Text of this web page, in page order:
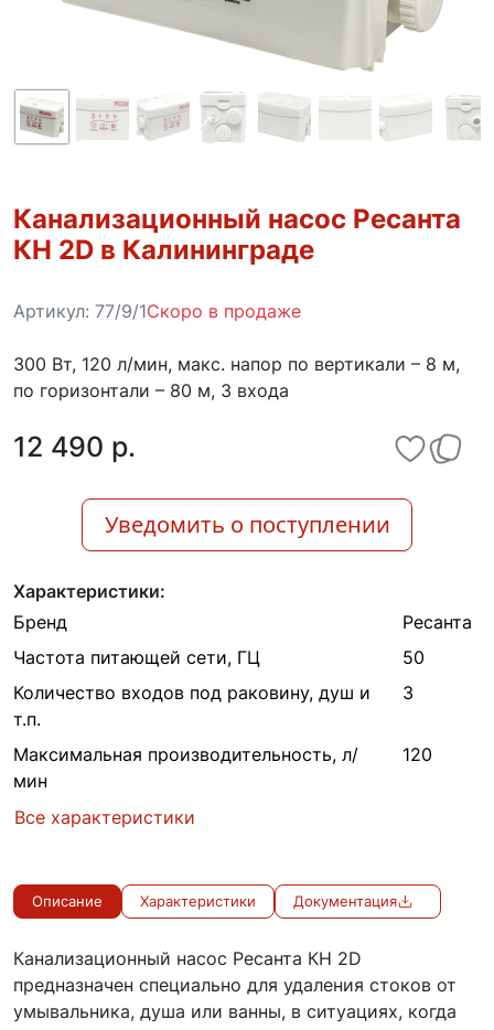
Канализационный насос Ресанта
КН 2D в Калининграде
Артикул: 77/9/1Скоро в продаже
300 Вт, 120 л/мин, макс. напор по вертикали – 8 м,
по горизонтали – 80 м, 3 входа
12 490 p.
Уведомить о поступлении
Характеристики:
Бренд
Ресанта
Частота питающей сети, ГЦ
50
Количество входов под раковину, душ и
т.п.
3
Максимальная производительность, л/
мин
120
Все характеристики
Описание Характеристики Документация
Канализационный насос Ресанта КН 2D
предназначен специально для удаления стоков от
умывальника, душа или ванны, в ситуациях, когда